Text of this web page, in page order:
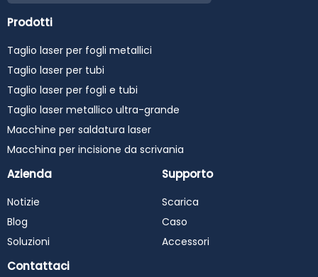
Prodotti
Taglio laser per fogli metallici
Taglio laser per tubi
Taglio laser per fogli e tubi
Taglio laser metallico ultra-grande
Macchine per saldatura laser
Macchina per incisione da scrivania
Azienda
Notizie
Blog
Soluzioni
Supporto
Scarica
Caso
Accessori
Contattaci